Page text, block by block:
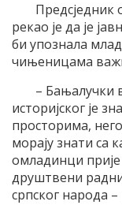
рекао је да је
би упознала
чињеницама
– Бањалучки
историјског је
просторима,
морају знати са
омладинци
друштвени
српског народа